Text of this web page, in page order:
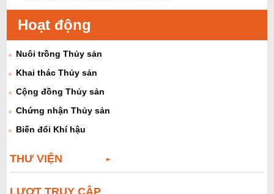
Hoạt động
Nuôi trồng Thủy sản
Khai thác Thủy sản
Cộng đồng Thủy sản
Chứng nhận Thủy sản
Biến đổi Khí hậu
THƯ VIỆN
LƯỢT TRUY CẬP